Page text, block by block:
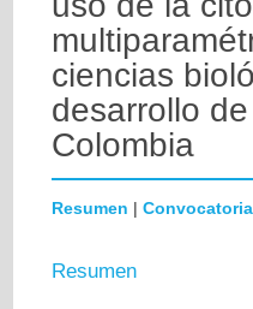
ciencias
desarrollo
Colombia
Resumen | Convocatoria
Resumen